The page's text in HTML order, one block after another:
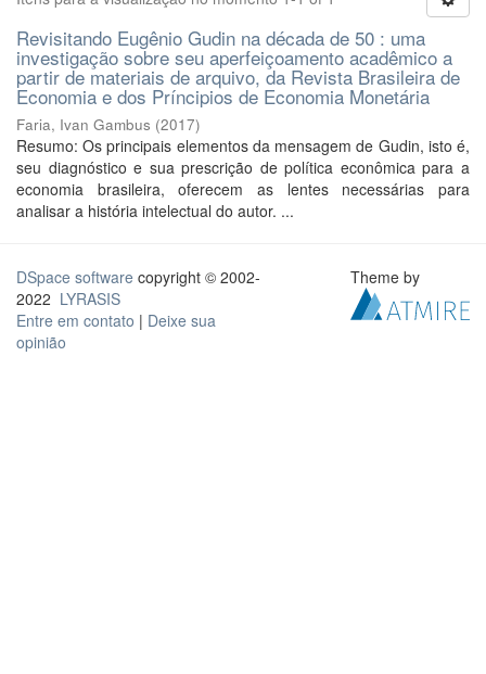
Revisitando Eugênio Gudin na década de 50 : uma
investigação sobre seu aperfeiçoamento acadêmico a
partir de materiais de arquivo, da Revista Brasileira de
Economia e dos Príncipios de Economia Monetária
Faria, Ivan Gambus (2017)
Resumo: Os principais elementos da mensagem de Gudin, isto é,
seu diagnóstico e sua prescrição de política econômica para a
economia brasileira, oferecem as lentes necessárias para
analisar a história intelectual do autor. ...
DSpace software copyright © 2002-
2022 LYRASIS
Entre em contato | Deixe sua
opinião
Theme by